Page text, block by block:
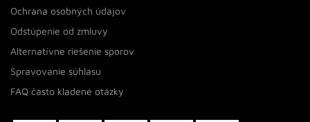
Ochrana osobných údajov
Odstúpenie od zmluvy
Alternatívne riešenie sporov
Spravovanie súhlasu
FAQ často kladené otázky